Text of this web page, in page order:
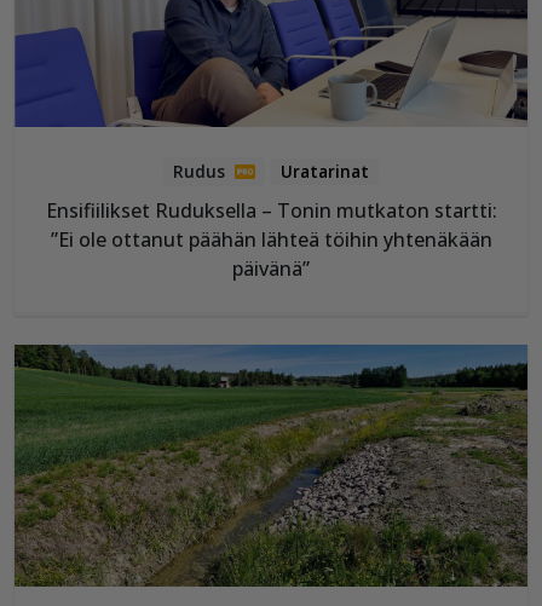
Uratarinat
Ensifiilikset Ruduksella – Tonin mutkaton startti:
”Ei ole ottanut päähän lähteä töihin yhtenäkään
päivänä”